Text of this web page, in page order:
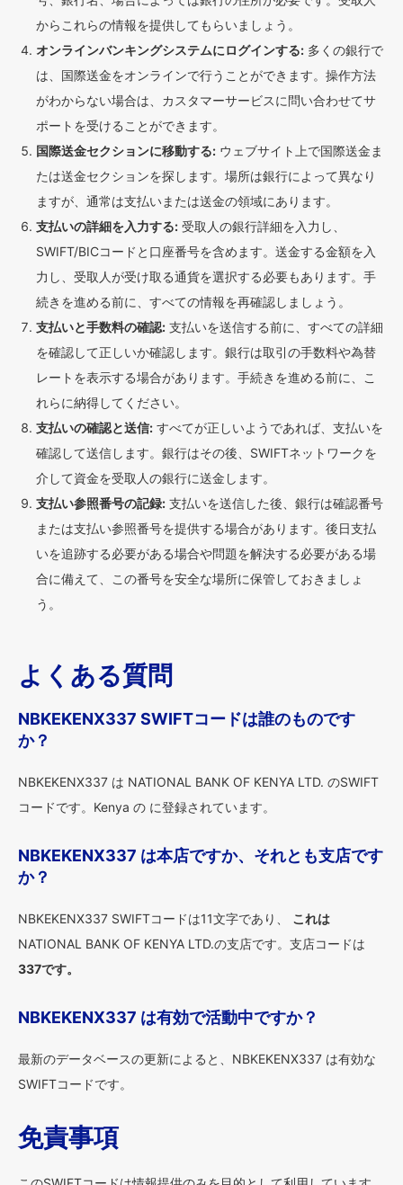
からこれらの情報を提供してもらいましょう。
オンラインバンキングシステムにログインする: 多くの銀行で
は、国際送金をオンラインで行うことができます。操作方法
がわからない場合は、カスタマーサービスに問い合わせてサ
ポートを受けることができます。
国際送金セクションに移動する: ウェブサイト上で国際送金ま
たは送金セクションを探します。場所は銀行によって異なり
ますが、通常は支払いまたは送金の領域にあります。
支払いの詳細を入力する: 受取人の銀行詳細を入力し、
SWIFT/BICコードと口座番号を含めます。送金する金額を入
力し、受取人が受け取る通貨を選択する必要もあります。手
続きを進める前に、すべての情報を再確認しましょう。
支払いと手数料の確認: 支払いを送信する前に、すべての詳細
を確認して正しいか確認します。銀行は取引の手数料や為替
レートを表示する場合があります。手続きを進める前に、こ
れらに納得してください。
支払いの確認と送信: すべてが正しいようであれば、支払いを
確認して送信します。銀行はその後、SWIFTネットワークを
介して資金を受取人の銀行に送金します。
支払い参照番号の記録: 支払いを送信した後、銀行は確認番号
または支払い参照番号を提供する場合があります。後日支払
いを追跡する必要がある場合や問題を解決する必要がある場
合に備えて、この番号を安全な場所に保管しておきましょ
う。
よくある質問
NBKEKENX337 SWIFTコードは誰のものです
か？
NBKEKENX337 は NATIONAL BANK OF KENYA LTD. のSWIFT
コードです。Kenya の に登録されています。
NBKEKENX337 は本店ですか、それとも支店です
か？
NBKEKENX337 SWIFTコードは11文字であり、 これは
NATIONAL BANK OF KENYA LTD.の支店です。支店コードは
337です。
NBKEKENX337 は有効で活動中ですか？
最新のデータベースの更新によると、NBKEKENX337 は有効な
SWIFTコードです。
免責事項